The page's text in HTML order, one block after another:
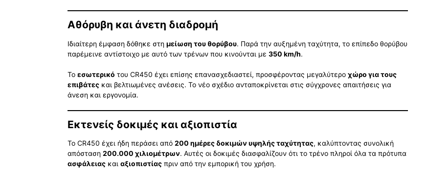
Αθόρυβη και άνετη διαδρομή
Ιδιαίτερη έμφαση δόθηκε στη μείωση του θορύβου. Παρά την αυξημένη ταχύτητα, το επίπεδο θορύβου
παρέμεινε αντίστοιχο με αυτό των τρένων που κινούνται με 350 km/h.
Το εσωτερικό του CR450 έχει επίσης επανασχεδιαστεί, προσφέροντας μεγαλύτερο χώρο για τους
επιβάτες και βελτιωμένες ανέσεις. Το νέο σχέδιο ανταποκρίνεται στις σύγχρονες απαιτήσεις για
άνεση και εργονομία.
Εκτενείς δοκιμές και αξιοπιστία
Το CR450 έχει ήδη περάσει από 200 ημέρες δοκιμών υψηλής ταχύτητας, καλύπτοντας συνολική
απόσταση 200.000 χιλιομέτρων. Αυτές οι δοκιμές διασφαλίζουν ότι το τρένο πληροί όλα τα πρότυπα
ασφάλειας και αξιοπιστίας πριν από την εμπορική του χρήση.